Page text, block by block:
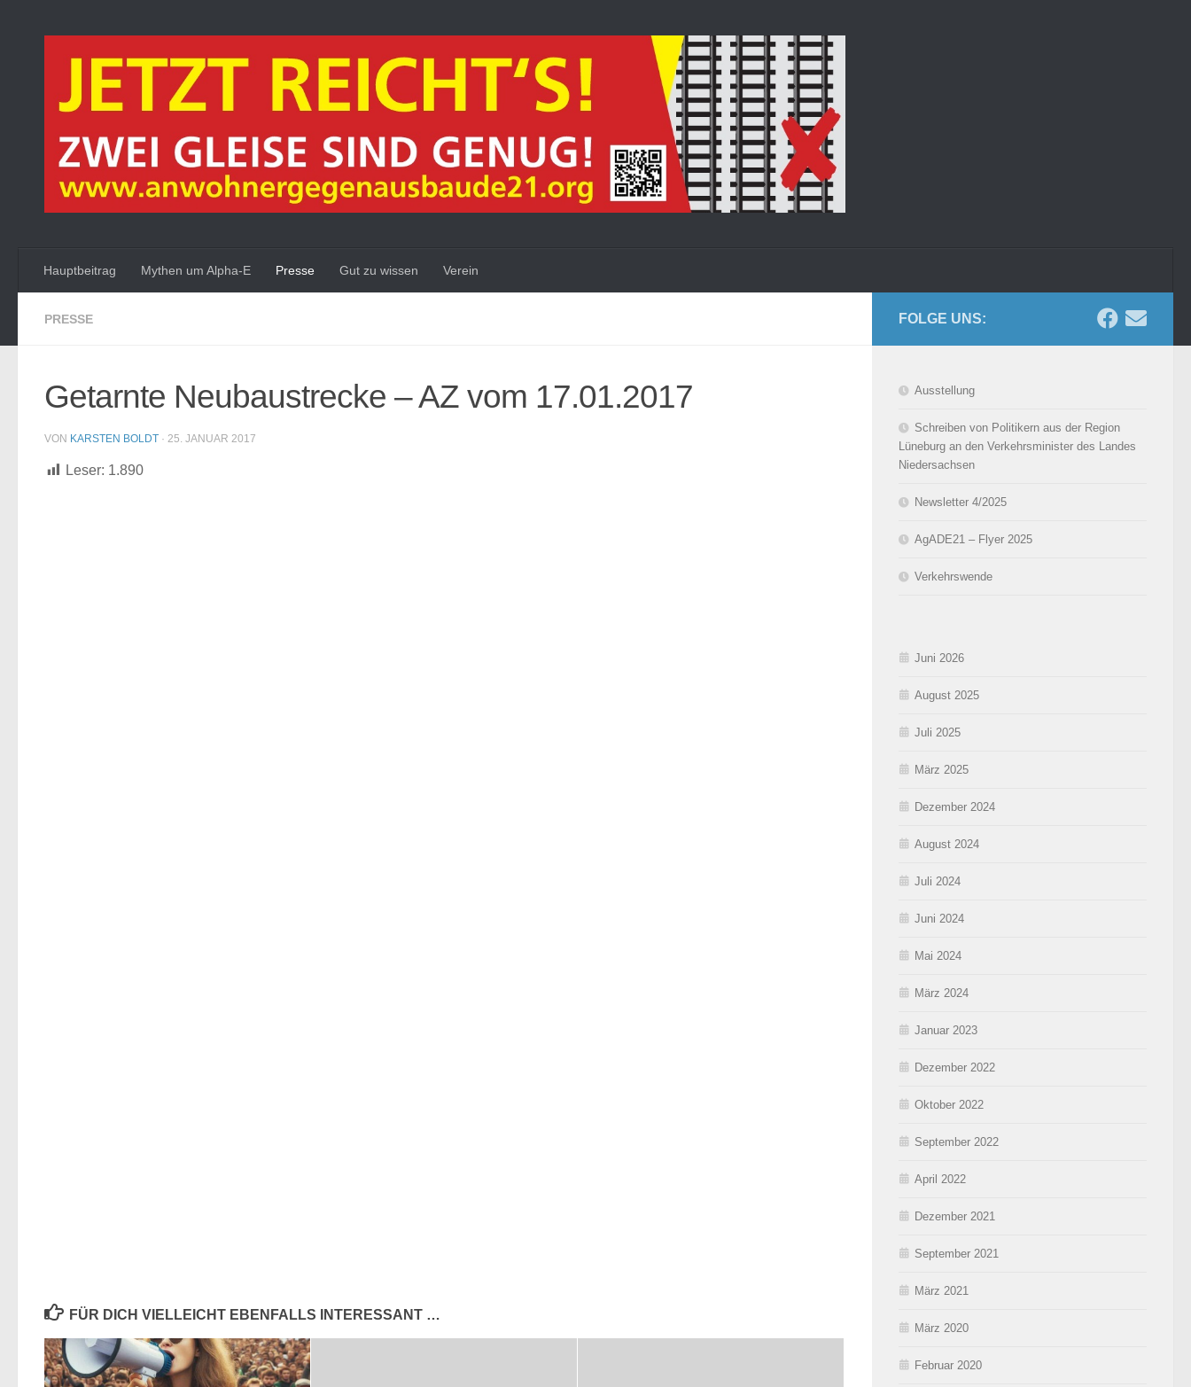
Hauptbeitrag Mythen um Alpha-E Presse Gut zu wissen Verein
PRESSE
Getarnte Neubaustrecke – AZ vom 17.01.2017
VON KARSTEN BOLDT · 25. JANUAR 2017
Leser: 1.890
FÜR DICH VIELLEICHT EBENFALLS INTERESSANT …
FOLGE UNS:
Ausstellung
Schreiben von Politikern aus der Region
Lüneburg an den Verkehrsminister des Landes
Niedersachsen
Newsletter 4/2025
AgADE21 – Flyer 2025
Verkehrswende
Juni 2026
August 2025
Juli 2025
März 2025
Dezember 2024
August 2024
Juli 2024
Juni 2024
Mai 2024
März 2024
Januar 2023
Dezember 2022
Oktober 2022
September 2022
April 2022
Dezember 2021
September 2021
März 2021
März 2020
Februar 2020